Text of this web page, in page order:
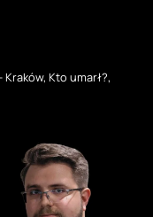
Kraków,Kto umarł?,